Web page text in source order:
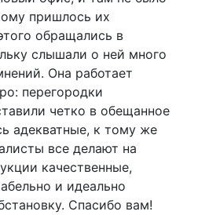
пришлось их
обращались в
слышали о ней много
Она работает
перегородки
четко в обещанное
адекватные, к тому же
все делают на
качественные,
и идеально
Спасибо вам!